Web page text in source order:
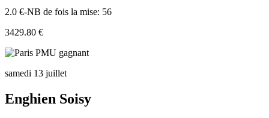
2.0 €-NB de fois la mise: 56
3429.80 €
samedi 13 juillet
Enghien Soisy